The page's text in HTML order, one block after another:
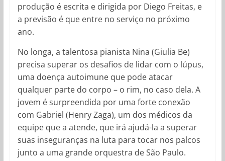
produção é escrita e dirigida por Diego Freitas, e
a previsão é que entre no serviço no próximo
ano.
No longa, a talentosa pianista Nina (Giulia Be)
precisa superar os desafios de lidar com o lúpus,
uma doença autoimune que pode atacar
qualquer parte do corpo – o rim, no caso dela. A
jovem é surpreendida por uma forte conexão
com Gabriel (Henry Zaga), um dos médicos da
equipe que a atende, que irá ajudá-la a superar
suas inseguranças na luta para tocar nos palcos
junto a uma grande orquestra de São Paulo.